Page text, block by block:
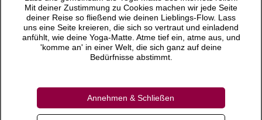
Preis 24,90 €
inkl. 7 % MwSt.
Versandkosten
Bewertungen
0 Bewertungen
Bewertung schreiben
Mit deiner Zustimmung zu Cookies machen wir jede Seite
deiner Reise so fließend wie deinen Lieblings-Flow. Lass
uns eine Seite kreieren, die sich so vertraut und einladend
anfühlt, wie deine Yoga-Matte. Atme tief ein, atme aus, und
'komme an' in einer Welt, die sich ganz auf deine
Bedürfnisse abstimmt.
Annehmen & Schließen